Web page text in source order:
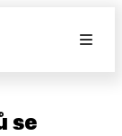
se